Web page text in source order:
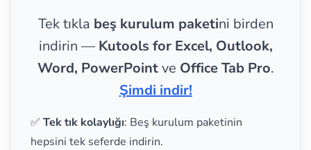
Tek tıkla beş kurulum paketini birden
indirin — Kutools for Excel, Outlook,
Word, PowerPointve Office Tab Pro.
Şimdi indir!
✅ Tek tık kolaylığı: Beş kurulum paketinin
hepsini tek seferde indirin.